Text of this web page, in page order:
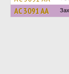
AC 3091 AA